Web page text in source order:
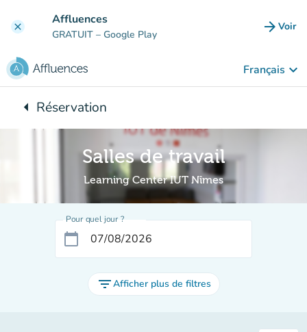
clear Affluences
GRATUIT – Google Play arrow_forward Voir
Français keyboard_arrow_down
arrow_leftRetour à :
Réservation
Salles de travail
Learning Center IUT Nîmes
Pour quel jour ?
calendar_today
filter_listAfficher plus de filtres